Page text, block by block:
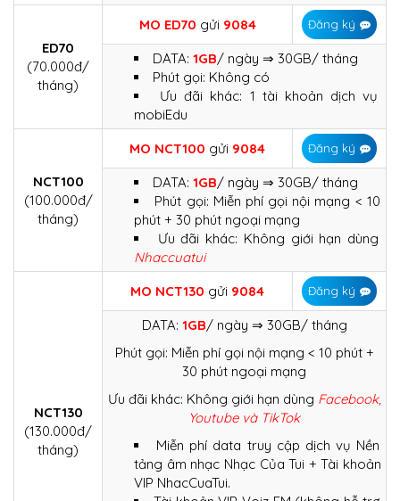
ED70
(70.000đ/
tháng)
MO ED70 gửi 9084 Đăng ký
DATA: 1GB/ ngày ⇒ 30GB/ tháng
Phút gọi: Không có
Ưu đãi khác: 1 tài khoản dịch vụ
mobiEdu
NCT100
(100.000đ/
tháng)
MO NCT100 gửi 9084 Đăng ký
DATA: 1GB/ ngày ⇒ 30GB/ tháng
Phút gọi: Miễn phí gọi nội mạng < 10
phút + 30 phút ngoại mạng
Ưu đãi khác: Không giới hạn dùng
Nhaccuatui
NCT130
(130.000đ/
tháng)
MO NCT130 gửi 9084 Đăng ký
DATA: 1GB/ ngày ⇒ 30GB/ tháng
Phút gọi: Miễn phí gọi nội mạng < 10 phút +
30 phút ngoại mạng
Ưu đãi khác: Không giới hạn dùng Facebook,
Youtube và TikTok
Miễn phí data truy cập dịch vụ Nền
tảng âm nhạc Nhạc Của Tui + Tài khoản
VIP NhacCuaTui.